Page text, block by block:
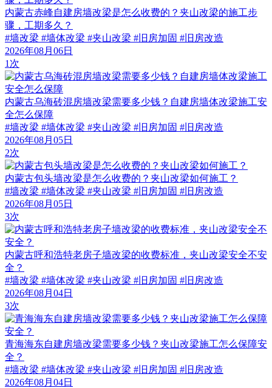
内蒙古赤峰自建房墙改梁是怎么收费的？夹山改梁的施工步
骤，工期多久？
#墙改梁 #墙体改梁 #夹山改梁 #旧房加固 #旧房改造
2026年08月06日
1次
内蒙古乌海砖混房墙改梁需要多少钱？自建房墙体改梁施工安
全怎么保障
#墙改梁 #墙体改梁 #夹山改梁 #旧房加固 #旧房改造
2026年08月05日
2次
内蒙古包头墙改梁是怎么收费的？夹山改梁如何施工？
#墙改梁 #墙体改梁 #夹山改梁 #旧房加固 #旧房改造
2026年08月05日
3次
内蒙古呼和浩特老房子墙改梁的收费标准，夹山改梁安全不安
全？
#墙改梁 #墙体改梁 #夹山改梁 #旧房加固 #旧房改造
2026年08月04日
3次
青海海东自建房墙改梁需要多少钱？夹山改梁施工怎么保障安
全？
#墙改梁 #墙体改梁 #夹山改梁 #旧房加固 #旧房改造
2026年08月04日